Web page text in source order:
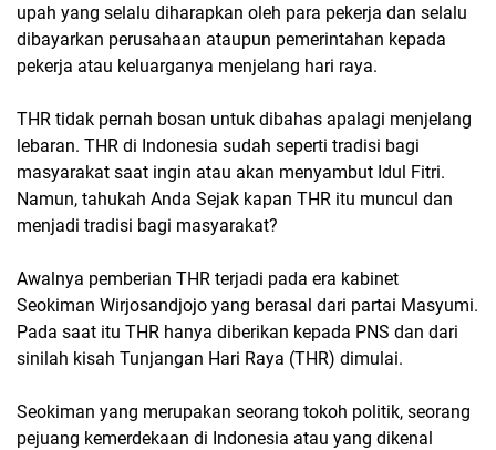
upah yang selalu diharapkan oleh para pekerja dan selalu
dibayarkan perusahaan ataupun pemerintahan kepada
pekerja atau keluarganya menjelang hari raya.
THR tidak pernah bosan untuk dibahas apalagi menjelang
lebaran. THR di Indonesia sudah seperti tradisi bagi
masyarakat saat ingin atau akan menyambut Idul Fitri.
Namun, tahukah Anda Sejak kapan THR itu muncul dan
menjadi tradisi bagi masyarakat?
Awalnya pemberian THR terjadi pada era kabinet
Seokiman Wirjosandjojo yang berasal dari partai Masyumi.
Pada saat itu THR hanya diberikan kepada PNS dan dari
sinilah kisah Tunjangan Hari Raya (THR) dimulai.
Seokiman yang merupakan seorang tokoh politik, seorang
pejuang kemerdekaan di Indonesia atau yang dikenal